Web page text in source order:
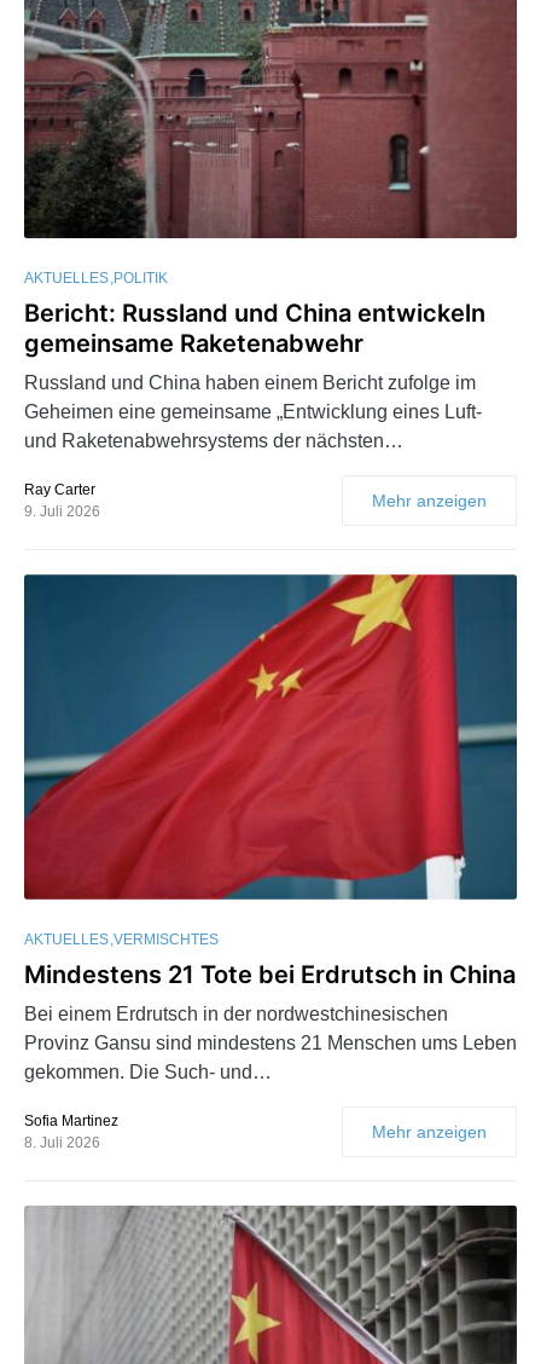
AKTUELLES POLITIK
Bericht: Russland und China entwickeln
gemeinsame Raketenabwehr
Russland und China haben einem Bericht zufolge im
Geheimen eine gemeinsame „Entwicklung eines Luft-
und Raketenabwehrsystems der nächsten…
Ray Carter
9. Juli 2026
Mehr anzeigen
AKTUELLES VERMISCHTES
Mindestens 21 Tote bei Erdrutsch in China
Bei einem Erdrutsch in der nordwestchinesischen
Provinz Gansu sind mindestens 21 Menschen ums Leben
gekommen. Die Such- und…
Sofia Martinez
8. Juli 2026
Mehr anzeigen